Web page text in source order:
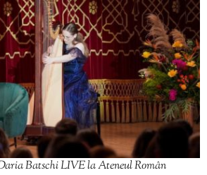
Batschi LIVE la Ateneul Român